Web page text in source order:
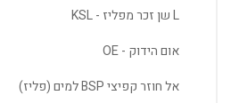
L שן זכר מפליז - KSL
אום הידוק - OE
אל חוזר קפיצי BSP למים (פליז)